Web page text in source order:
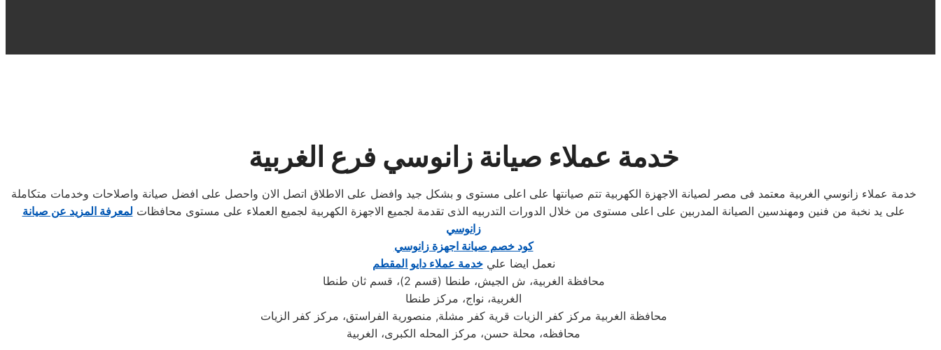
خدمة عملاء صيانة زانوسي فرع الغربية
خدمة عملاء زانوسي الغربية معتمد فى مصر لصيانة الاجهزة الكهربية تتم صيانتها على اعلى مستوى و بشكل جيد وافضل على الاطلاق اتصل الان واحصل على افضل صيانة واصلاحات وخدمات متكاملة
على يد نخبة من فنين ومهندسين الصيانة المدربين على اعلى مستوى من خلال الدورات التدربيه الذى تقدمة لجميع الاجهزة الكهربية لجميع العملاء على مستوى محافظات لمعرفة المزيد عن صيانة
زانوسي
كود خصم صيانة اجهزة زانوسي
نعمل ايضا عليخدمة عملاء دايو المقطم
محافظة الغربية، ش الجيش، طنطا (قسم 2)، قسم ثان طنطا
الغربية، نواج، مركز طنطا
محافظة الغربية مركز كفر الزيات قرية كفر مشلة, منصورية الفراستق، مركز كفر الزيات
محافظه، محلة حسن، مركز المحله الكبرى، الغربية